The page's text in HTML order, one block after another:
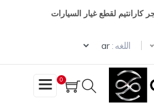
كارانتيم لقطع غيار السيارات
اللغه :
Select your language
0